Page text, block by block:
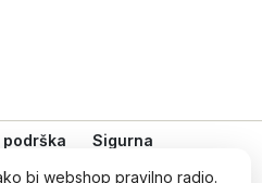
podrška
Sigurna
kupovina
bi webshop pravilno radio.